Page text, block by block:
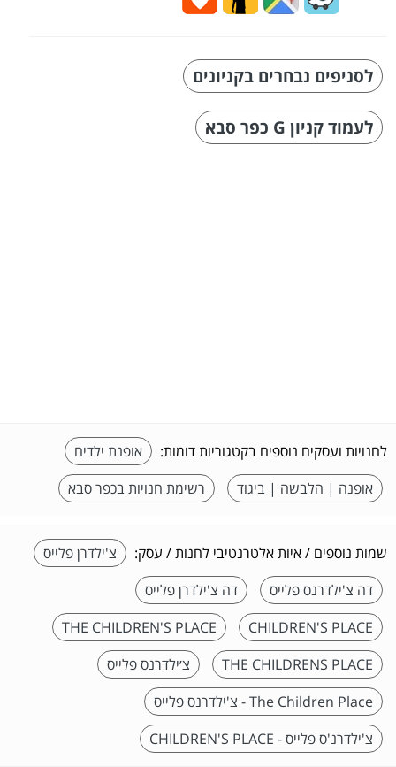
לסניפים נבחרים בקניונים
לעמוד קניון G כפר סבא
לחנויות ועסקים נוספים בקטגוריות דומות:
אופנת ילדים
אופנה | הלבשה | ביגוד
רשימת חנויות בכפר סבא
שמות נוספים / איות אלטרנטיבי לחנות / עסק:
צ'ילדרן פלייס
דה צ'ילדרנס פלייס
דה צ'ילדרן פלייס
CHILDREN'S PLACE
THE CHILDREN'S PLACE
THE CHILDRENS PLACE
צ׳ילדרנס פלייס
The Children Place - צ'ילדרנס פלייס
צ'ילדרנ'ס פלייס - CHILDREN'S PLACE